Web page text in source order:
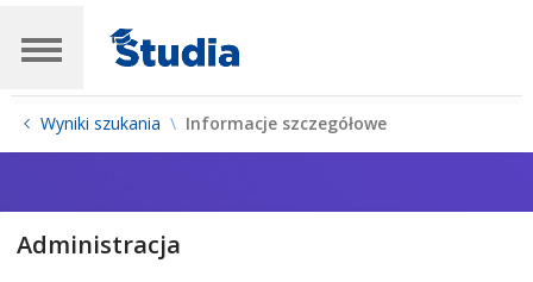
Wyniki szukania Informacje szczegółowe
Administracja